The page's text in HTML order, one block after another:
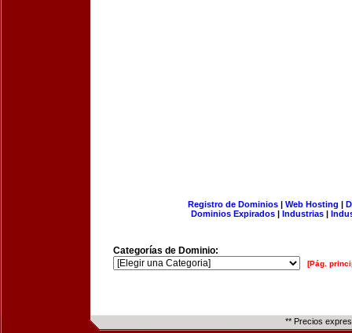
Registro de Dominios| Web Hosting |
Dominios Expirados | Industrias |
Categorías de Dominio:
[Pág.
** Precios